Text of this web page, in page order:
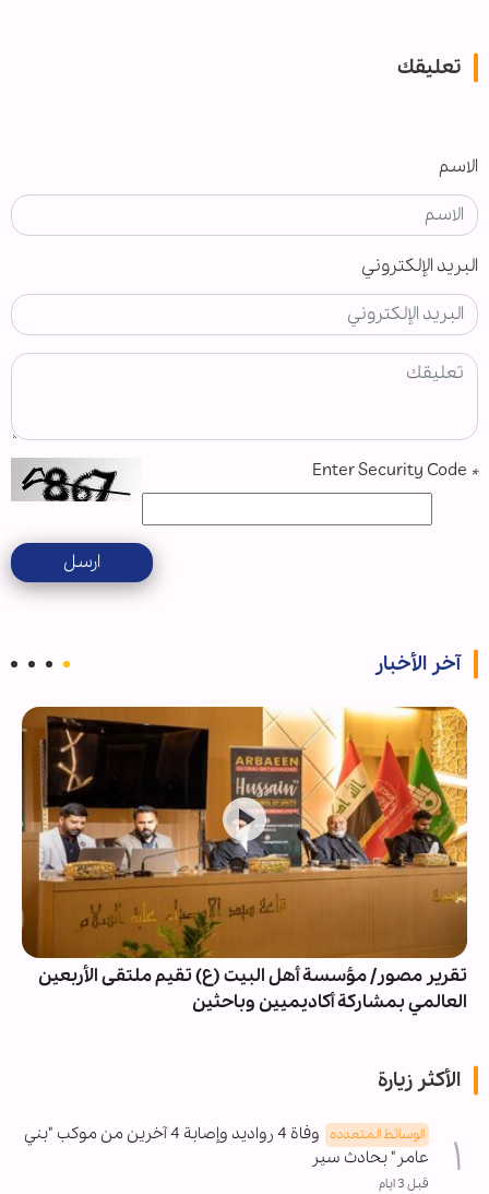
تعليقك
الاسم
البريد الإلكتروني
*
ارسل
آخر الأخبار
تقرير مصور/ مؤسسة أهل البيت (ع) تقيم ملتقى الأربعين
العالمي بمشاركة أكاديميين وباحثين
الأكثر زيارة
الوسائط المتعدده
وفاة 4 رواديد وإصابة 4 آخرين من موكب "بني
عامر" بحادث سير
قبل 3 ايام